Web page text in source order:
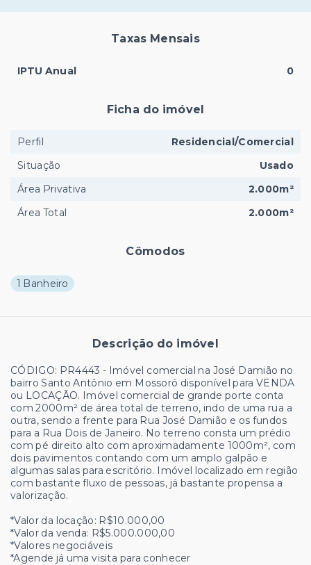
Cômodos
1 Banheiro
Descrição do imóvel
CÓDIGO: PR4443 - Imóvel comercial na José Damião no
bairro Santo Antônio em Mossoró disponível para VENDA
ou LOCAÇÃO. Imóvel comercial de grande porte conta
com 2000m² de área total de terreno, indo de uma rua a
outra, sendo a frente para Rua José Damião e os fundos
para a Rua Dois de Janeiro. No terreno consta um prédio
com pé direito alto com aproximadamente 1000m², com
dois pavimentos contando com um amplo galpão e
algumas salas para escritório. Imóvel localizado em região
com bastante fluxo de pessoas, já bastante propensa a
valorização.
*Valor da locação: R$10.000,00
*Valor da venda: R$5.000.000,00
*Valores negociáveis
*Agende já uma visita para conhecer
Taxas Mensais
IPTU Anual 0
Ficha do imóvel
Perfil
Residencial/Comercial
Situação
Usado
Área Privativa
2.000m²
Área Total
2.000m²